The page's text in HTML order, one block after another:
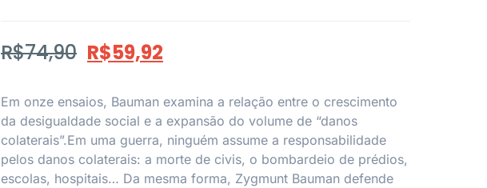
R$74,90 R$59,92
Em onze ensaios, Bauman examina a relação entre o crescimento
da desigualdade social e a expansão do volume de “danos
colaterais”.Em uma guerra, ninguém assume a responsabilidade
pelos danos colaterais: a morte de civis, o bombardeio de prédios,
escolas, hospitais… Da mesma forma, Zygmunt Bauman defende